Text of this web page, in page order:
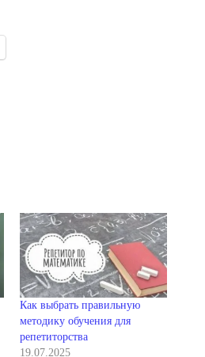
Как выбрать правильную
методику обучения для
репетиторства
19.07.2025